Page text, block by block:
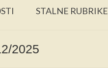
STALNE RUBRIKE
2025